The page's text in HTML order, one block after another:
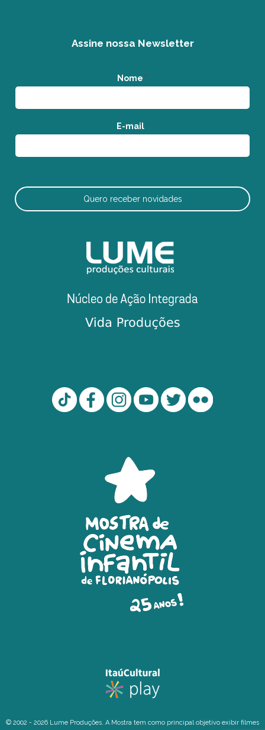
Assine nossa Newsletter
Nome *
E-mail *
Quero receber novidades